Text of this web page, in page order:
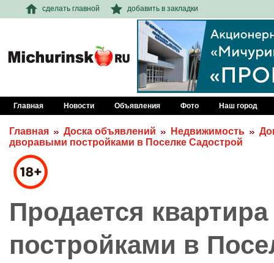
сделать главной добавить в закладки
Главная Новости Объявления Фото Наш город
Главная Доска объявлений Недвижимость
дворавыми постройками в Поселке Садострой
Продается
постройками в